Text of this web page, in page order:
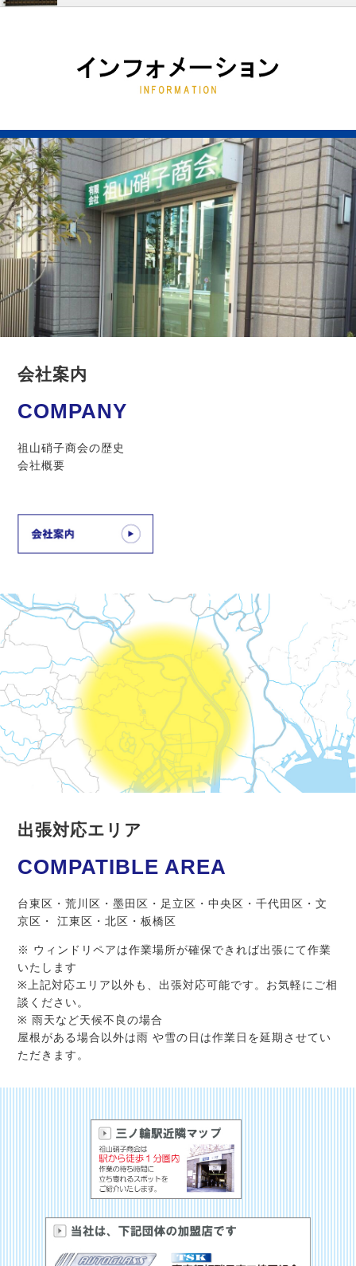
会社案内
COMPANY
祖山硝子商会の歴史
会社概要
出張対応エリア
COMPATIBLE AREA
台東区・荒川区・墨田区・足立区・中央区・千代田区・文
京区・ 江東区・北区・板橋区
※ ウィンドリペアは作業場所が確保できれば出張にて作業
いたします
※上記対応エリア以外も、出張対応可能です。お気軽にご相
談ください。
※ 雨天など天候不良の場合
屋根がある場合以外は雨 や雪の日は作業日を延期させてい
ただきます。